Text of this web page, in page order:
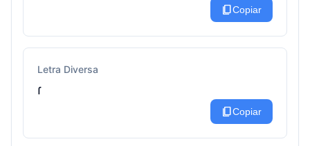
content_copyCopiar
Letra Diversa
ɾ
content_copyCopiar